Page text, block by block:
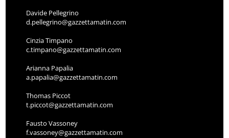
Davide Pellegrino
d.pellegrino@gazzettamatin.com
Cinzia Timpano
c.timpano@gazzettamatin.com
Arianna Papalia
a.papalia@gazzettamatin.com
Thomas Piccot
t.piccot@gazzettamatin.com
Fausto Vassoney
f.vassoney@gazzettamatin.com